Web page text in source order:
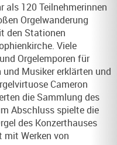
als 120 Teilnehmerinnen
Orgelwanderung
den Stationen
Viele
Orgelemporen für
Musiker erklärten und
Cameron
die Sammlung des
Abschluss spielte die
des Konzerthauses
Werken von